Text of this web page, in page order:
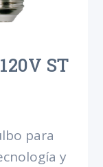
ST
para
y